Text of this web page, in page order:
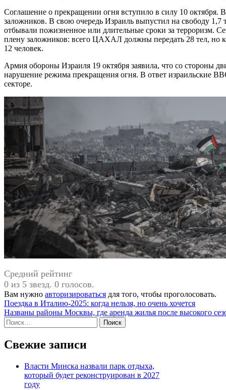
Соглашение о прекращении огня вступило в силу 10
заложников. В свою очередь Израиль выпустил на свободу
отбывали пожизненное или длительные сроки за
плену заложников: всего ЦАХАЛ должны передать 28 тел, но
12 человек.
Армия обороны Израиля 19 октября заявила, что со стороны
нарушение режима прекращения огня. В ответ израильские
секторе.
Средний рейтинг
0 из 5 звезд. 0 голосов.
Вам нужно авторизироваться для того, чтобы проголосовать.
Навигация
по
записям
Поездка в Италию-2025: когда нельзя, но очень хочется
Названы районы Москвы, где аренда жилья после высокого
Найти:
Свежие записи
Власти Минска назвали парк отдыха,
который будет реконструирован в 2027
году